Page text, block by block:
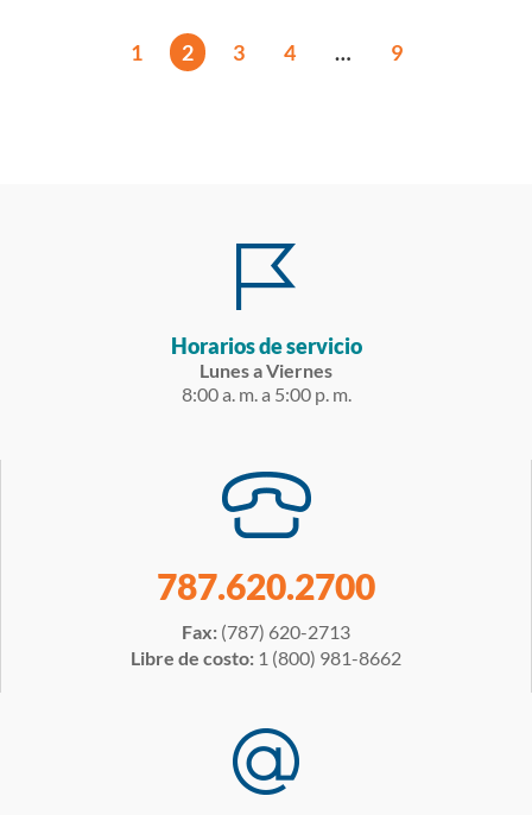
1 2 3 4 … 9
Horarios de servicio
Lunes a Viernes
8:00 a. m. a 5:00 p. m.
787.620.2700
Fax: (787) 620-2713
Libre de costo: 1 (800) 981-8662